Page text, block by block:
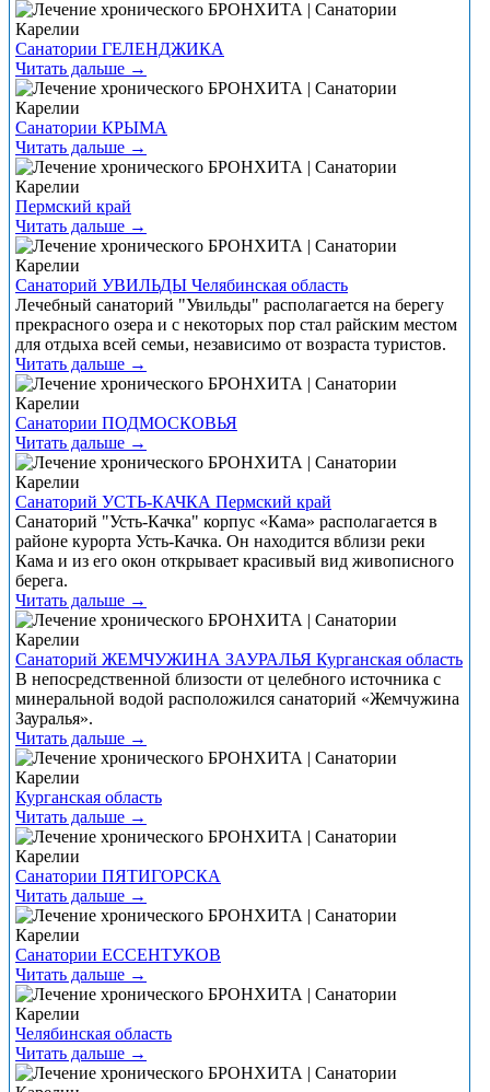
Санатории ГЕЛЕНДЖИКА
Читать дальше →
Санатории КРЫМА
Читать дальше →
Пермский край
Читать дальше →
Санаторий УВИЛЬДЫ Челябинская область
Лечебный санаторий "Увильды" располагается на берегу
прекрасного озера и с некоторых пор стал райским местом
для отдыха всей семьи, независимо от возраста туристов.
Читать дальше →
Санатории ПОДМОСКОВЬЯ
Читать дальше →
Санаторий УСТЬ-КАЧКА Пермский край
Санаторий "Усть-Качка" корпус «Кама» располагается в
районе курорта Усть-Качка. Он находится вблизи реки
Кама и из его окон открывает красивый вид живописного
берега.
Читать дальше →
Санаторий ЖЕМЧУЖИНА ЗАУРАЛЬЯ Курганская область
В непосредственной близости от целебного источника с
минеральной водой расположился санаторий «Жемчужина
Зауралья».
Читать дальше →
Курганская область
Читать дальше →
Санатории ПЯТИГОРСКА
Читать дальше →
Санатории ЕССЕНТУКОВ
Читать дальше →
Челябинская область
Читать дальше →